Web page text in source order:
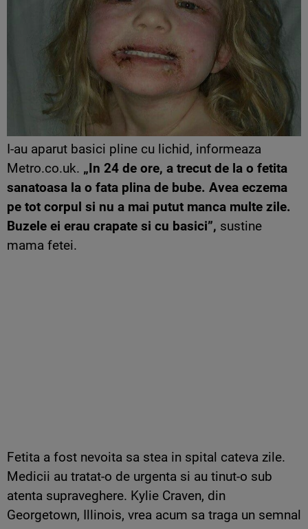
I-au aparut basici pline cu lichid, informeaza
Metro.co.uk. „In 24 de ore, a trecut de la o fetita
sanatoasa la o fata plina de bube. Avea eczema
pe tot corpul si nu a mai putut manca multe zile.
Buzele ei erau crapate si cu basici”, sustine
mama fetei.
Fetita a fost nevoita sa stea in spital cateva zile.
Medicii au tratat-o de urgenta si au tinut-o sub
atenta supraveghere. Kylie Craven, din
Georgetown, Illinois, vrea acum sa traga un semnal